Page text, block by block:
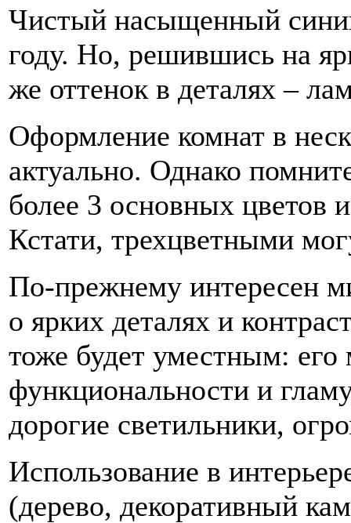
Чистый насыщенный
году. Но, решившись на
же оттенок в деталях –
Оформление комнат в
актуально. Однако
более 3 основных цветов
Кстати, трехцветными
По-прежнему интересен
о ярких деталях и
тоже будет уместным: его
функциональности и
дорогие светильники,
Использование в
(дерево, декоративный